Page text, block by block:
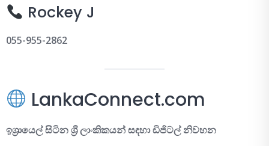
Rockey J
055-955-2862
LankaConnect.com
ඉශ්‍රායෙල් සිටින ශ්‍රී ලාංකිකයන් සඳහා ඩිජිටල් නිවහන